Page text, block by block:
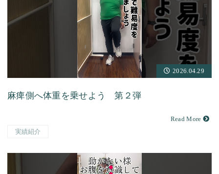
2026.04.29
麻痺側へ体重を乗せよう 第２弾
Read More
実績紹介